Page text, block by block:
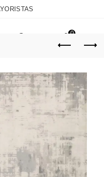
0